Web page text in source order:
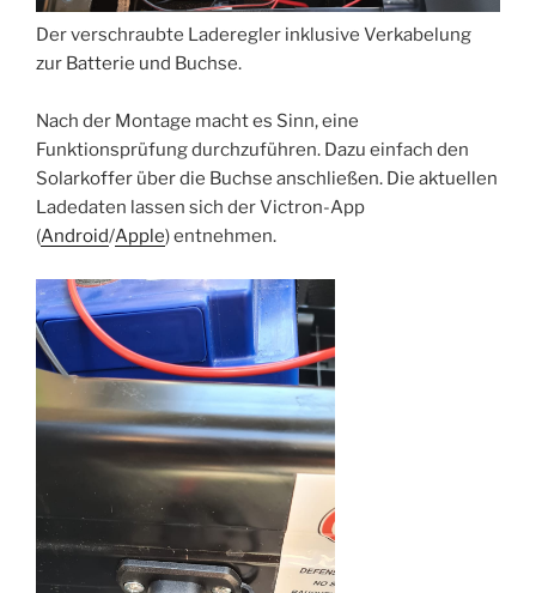
Der verschraubte Laderegler inklusive Verkabelung
zur Batterie und Buchse.
Nach der Montage macht es Sinn, eine
Funktionsprüfung durchzuführen. Dazu einfach den
Solarkoffer über die Buchse anschließen. Die aktuellen
Ladedaten lassen sich der Victron-App
(Android/Apple) entnehmen.